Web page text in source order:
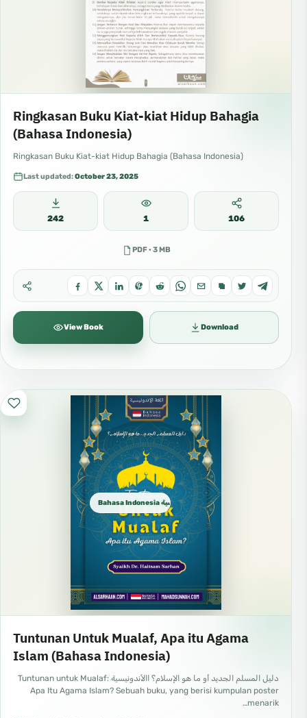
Ringkasan Buku Kiat-kiat Hidup Bahagia
(Bahasa Indonesia)
Ringkasan Buku Kiat-kiat Hidup Bahagia (Bahasa Indonesia)
Last updated:October 23, 2025
242 1 106
PDF · 3 MB
View Book Download
Bahasa Indonesia الإندونيسية
Tuntunan Untuk Mualaf, Apa itu Agama
Islam (Bahasa Indonesia)
دليل المسلم الجديد أو ما هو الإسلام؟ االأندونيسية Tuntunan untuk Mualaf:
Apa Itu Agama Islam? Sebuah buku, yang berisi kumpulan poster
menarik…